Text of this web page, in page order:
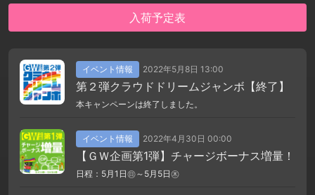
入荷予定表
イベント情報 2022年5月8日 13:00
第２弾クラウドドリームジャンボ【終了】
本キャンペーンは終了しました。
イベント情報 2022年4月30日 00:00
【ＧＷ企画第1弾】チャージボーナス増量！
日程：5月1日㊐～5月5日㊍